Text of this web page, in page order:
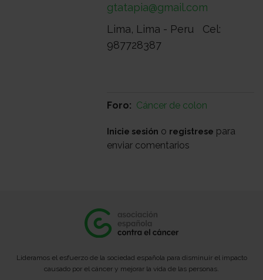
gtatapia@gmail.com
Lima, Lima - Peru Cel:
987728387
Foro Cáncer de colon
Inicie sesión o registrese para
enviar comentarios
Lideramos el esfuerzo de la sociedad española para disminuir el impacto
causado por el cáncer y mejorar la vida de las personas.